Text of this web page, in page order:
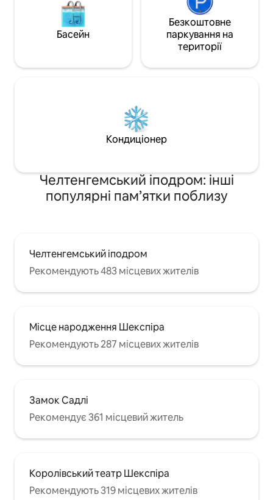
Басейн
Безкоштовне
паркування на
території
Кондиціонер
Челтенгемський іподром: інші
популярні пам’ятки поблизу
Челтенгемський іподром
Рекомендують 483 місцевих жителів
Місце народження Шекспіра
Рекомендують 287 місцевих жителів
Замок Садлі
Рекомендує 361 місцевий житель
Королівський театр Шекспіра
Рекомендують 319 місцевих жителів